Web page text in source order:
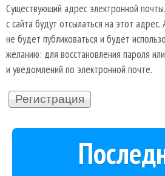
Существующий адрес электронной
с сайта будут отсылаться на этот
не будет публиковаться и будет
желанию: для восстановления пароля
и уведомлений по электронной почте.